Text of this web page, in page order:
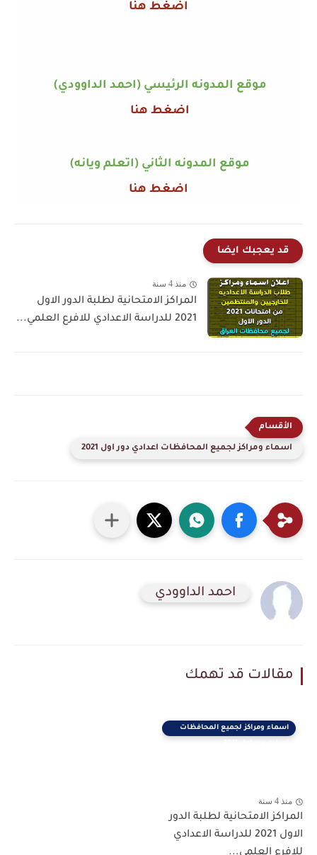
اضغط هنا
موقع المدونه الرئيسي (احمد الداوودي)
اضغط هنا
موقع المدونه الثاني (اتعلم ويانه)
اضغط هنا
قد يعجبك ايضا
منذ 4 سنة
المراكز الامتحانية لطلبة الدور الاول
2021 للدراسة الاعدادي للافرع العلمي...
اسماء ومراكز لجميع المحافظات اعدادي دور اول 2021
احمد الداوودي
مقالات قد تهمك
اسماء ومراكز لجميع المحافظات
منذ 4 سنة
المراكز الامتحانية لطلبة الدور
الاول 2021 للدراسة الاعدادي